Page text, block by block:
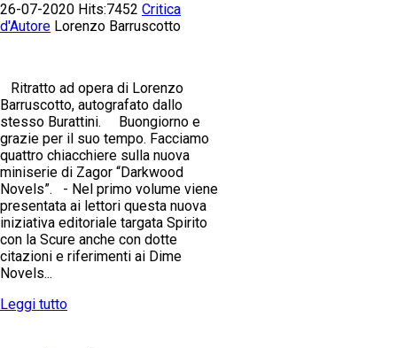
26-07-2020 Hits:7452 Critica
d'Autore Lorenzo Barruscotto
Ritratto ad opera di Lorenzo
Barruscotto, autografato dallo
stesso Burattini. Buongiorno e
grazie per il suo tempo. Facciamo
quattro chiacchiere sulla nuova
miniserie di Zagor “Darkwood
Novels”. - Nel primo volume viene
presentata ai lettori questa nuova
iniziativa editoriale targata Spirito
con la Scure anche con dotte
citazioni e riferimenti ai Dime
Novels...
Leggi tutto